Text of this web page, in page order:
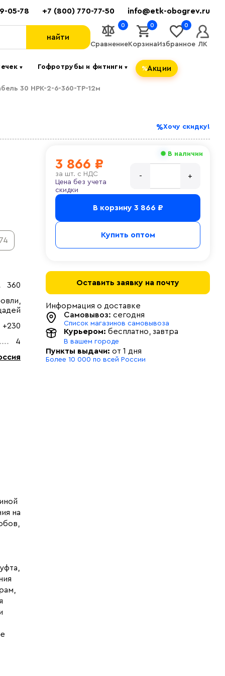
05-78 +7 (800) 770-77-50 info@etk-obogrev.ru
найти
Сравнение
0
Корзина
0
Избранное
0
ЛК
▼ Гофротрубы и фитинги▼ Акции
30 НРК-2-6-360-ТР-12м
Хочу скидку!
74
360
+230
4
В наличии
3 866 ₽
за шт. с НДС
Цена без учета
скидки
В корзину 3 866 ₽
Купить оптом
Оставить заявку на почту
Информация о доставке
Самовывоз: сегодня
Список магазинов самовывоза
Курьером: бесплатно , завтра
В вашем городе
Пункты выдачи: от 1 дня
Более 10 000 по всей России
на